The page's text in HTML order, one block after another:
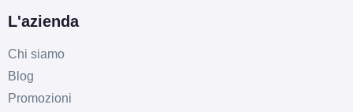
Foro centrale: 58.1mm
FONDMETAL 9rr Matt
Black 5 fori 17" 7X17
L'azienda
Chi siamo
Blog
Promozioni